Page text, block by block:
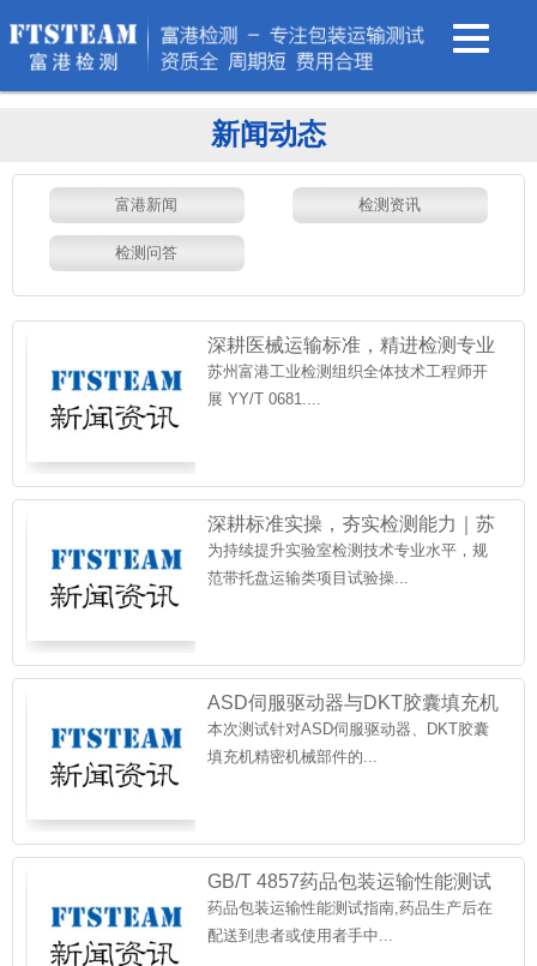
新闻动态
富港新闻 检测资讯
检测问答
深耕医械运输标准，精进检测专业
能力｜苏州富港工业检测开展
苏州富港工业检测组织全体技术工程师开
展 YY/T 0681....
深耕标准实操，夯实检测能力｜苏
州富港工业检测开展 ASTM
为持续提升实验室检测技术专业水平，规
范带托盘运输类项目试验操...
ASD伺服驱动器与DKT胶囊填充机
部件包装运输测试（技术简
本次测试针对ASD伺服驱动器、DKT胶囊
填充机精密机械部件的...
GB/T 4857药品包装运输性能测试
指南
药品包装运输性能测试指南,药品生产后在
配送到患者或使用者手中...